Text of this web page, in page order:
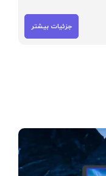
جزئیات بیشتر